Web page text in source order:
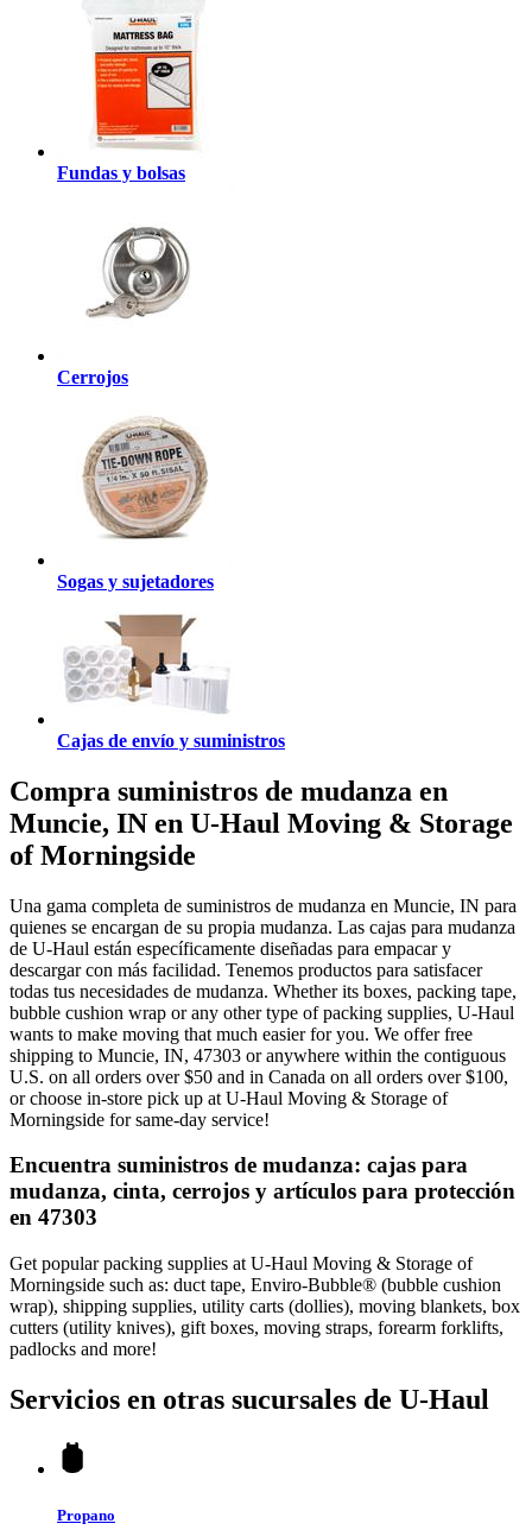
Fundas y bolsas
Cerrojos
Sogas y sujetadores
Cajas de envío y suministros
Compra suministros de mudanza en
Muncie, IN en U-Haul Moving & Storage
of Morningside
Una gama completa de suministros de mudanza en Muncie, IN para
quienes se encargan de su propia mudanza. Las cajas para mudanza
de U-Haul están específicamente diseñadas para empacar y
descargar con más facilidad. Tenemos productos para satisfacer
todas tus necesidades de mudanza. Whether its boxes, packing tape,
bubble cushion wrap or any other type of packing supplies, U-Haul
wants to make moving that much easier for you. We offer free
shipping to Muncie, IN, 47303 or anywhere within the contiguous
U.S. on all orders over $50 and in Canada on all orders over $100,
or choose in-store pick up at U-Haul Moving & Storage of
Morningside for same-day service!
Encuentra suministros de mudanza: cajas para
mudanza, cinta, cerrojos y artículos para protección
en 47303
Get popular packing supplies at U-Haul Moving & Storage of
Morningside such as: duct tape, Enviro-Bubble® (bubble cushion
wrap), shipping supplies, utility carts (dollies), moving blankets, box
cutters (utility knives), gift boxes, moving straps, forearm forklifts,
padlocks and more!
Servicios en otras sucursales de U-Haul
Propano